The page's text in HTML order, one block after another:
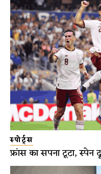
स्पोर्ट्स
फ्रांस का सपना टूटा, स्पेन